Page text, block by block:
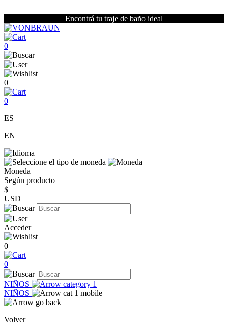
Encontrá tu traje de baño ideal
0
0
0
ES
EN
Moneda
Según producto
$
USD
Acceder
0
0
NIÑOS
NIÑOS
Volver